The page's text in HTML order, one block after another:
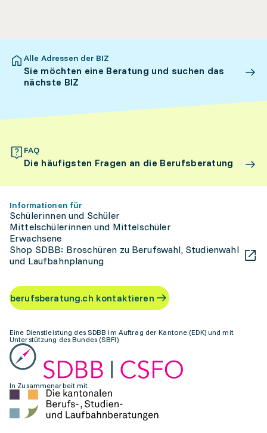
Alle Adressen der BIZ
Sie möchten eine Beratung und suchen das
nächste BIZ
FAQ
Die häufigsten Fragen an die Berufsberatung
Informationen für
Schülerinnen und Schüler
Mittelschülerinnen und Mittelschüler
Erwachsene
Shop SDBB: Broschüren zu Berufswahl, Studienwahl
und Laufbahnplanung
berufsberatung.ch kontaktieren
Eine Dienstleistung des SDBB im Auftrag der Kantone (EDK) und mit
Unterstützung des Bundes (SBFI)
In Zusammenarbeit mit: